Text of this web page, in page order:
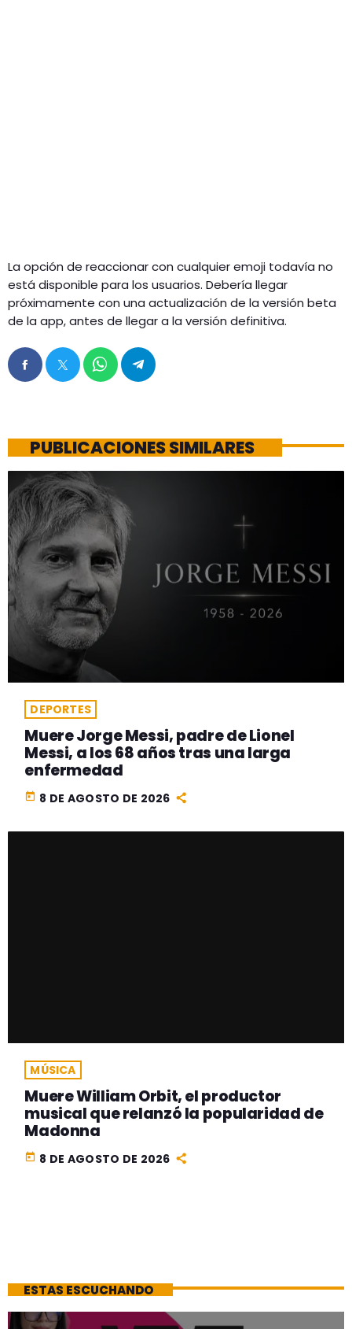
La opción de reaccionar con cualquier emoji todavía no
está disponible para los usuarios. Debería llegar
próximamente con una actualización de la versión beta
de la app, antes de llegar a la versión definitiva.
PUBLICACIONES SIMILARES
DEPORTES
Muere Jorge Messi, padre de Lionel
Messi, a los 68 años tras una larga
enfermedad
today 8 DE AGOSTO DE 2026
MÚSICA
Muere William Orbit, el productor
musical que relanzó la popularidad de
Madonna
today 8 DE AGOSTO DE 2026
ESTAS ESCUCHANDO